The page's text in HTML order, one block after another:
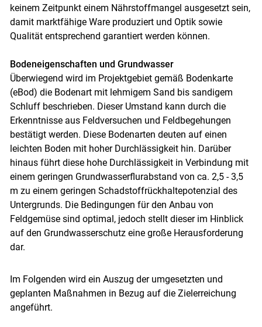
keinem Zeitpunkt einem Nährstoffmangel ausgesetzt sein,
damit marktfähige Ware produziert und Optik sowie
Qualität entsprechend garantiert werden können.
Bodeneigenschaften und Grundwasser
Überwiegend wird im Projektgebiet gemäß Bodenkarte
(eBod) die Bodenart mit lehmigem Sand bis sandigem
Schluff beschrieben. Dieser Umstand kann durch die
Erkenntnisse aus Feldversuchen und Feldbegehungen
bestätigt werden. Diese Bodenarten deuten auf einen
leichten Boden mit hoher Durchlässigkeit hin. Darüber
hinaus führt diese hohe Durchlässigkeit in Verbindung mit
einem geringen Grundwasserflurabstand von ca. 2,5 - 3,5
m zu einem geringen Schadstoffrückhaltepotenzial des
Untergrunds. Die Bedingungen für den Anbau von
Feldgemüse sind optimal, jedoch stellt dieser im Hinblick
auf den Grundwasserschutz eine große Herausforderung
dar.
Im Folgenden wird ein Auszug der umgesetzten und
geplanten Maßnahmen in Bezug auf die Zielerreichung
angeführt.